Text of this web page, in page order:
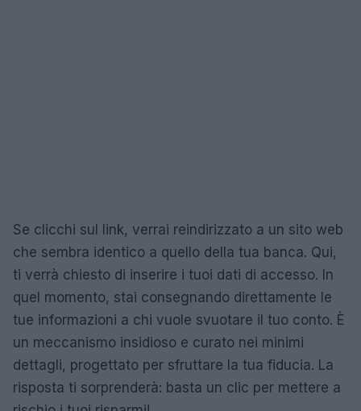
Se clicchi sul link, verrai reindirizzato a un sito web
che sembra identico a quello della tua banca. Qui,
ti verrà chiesto di inserire i tuoi dati di accesso. In
quel momento, stai consegnando direttamente le
tue informazioni a chi vuole svuotare il tuo conto. È
un meccanismo insidioso e curato nei minimi
dettagli, progettato per sfruttare la tua fiducia. La
risposta ti sorprenderà: basta un clic per mettere a